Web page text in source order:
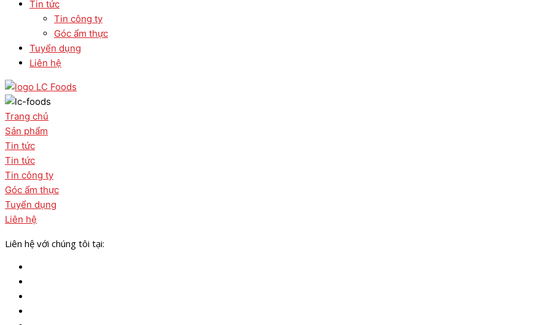
Tin tức
Tin công ty
Góc ẩm thực
Tuyển dụng
Liên hệ
Trang chủ
Sản phẩm
Tin tức
Tin tức
Tin công ty
Góc ẩm thực
Tuyển dụng
Liên hệ
Liên hệ với chúng tôi tại: